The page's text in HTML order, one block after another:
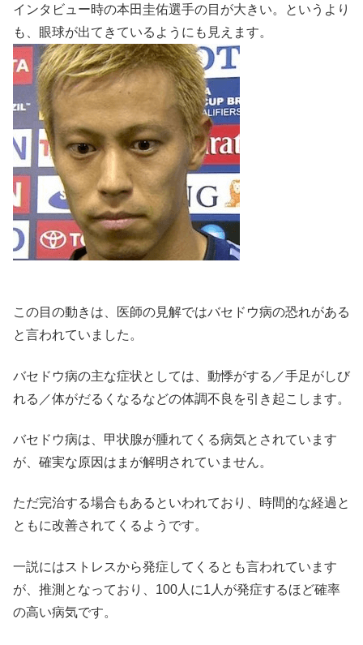
インタビュー時の本田圭佑選手の目が大きい。というより
も、眼球が出てきているようにも見えます。
この目の動きは、医師の見解ではバセドウ病の恐れがある
と言われていました。
バセドウ病の主な症状としては、動悸がする／手足がしび
れる／体がだるくなるなどの体調不良を引き起こします。
バセドウ病は、甲状腺が腫れてくる病気とされています
が、確実な原因はまが解明されていません。
ただ完治する場合もあるといわれており、時間的な経過と
ともに改善されてくるようです。
一説にはストレスから発症 してくるとも言われています
が、推測となっており、100人に1人が発症するほど確率
の高い病気です。